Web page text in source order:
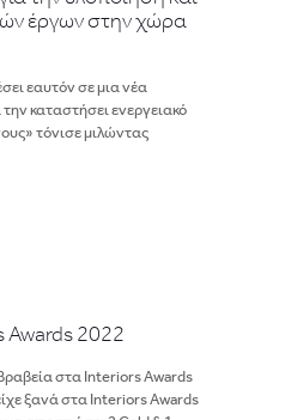
έργων στην χώρα
εαυτόν σε μια νέα
καταστήσει ενεργειακό
τόνισε μιλώντας
2022
στα Interiors Awards
ξανά στα Interiors Awards